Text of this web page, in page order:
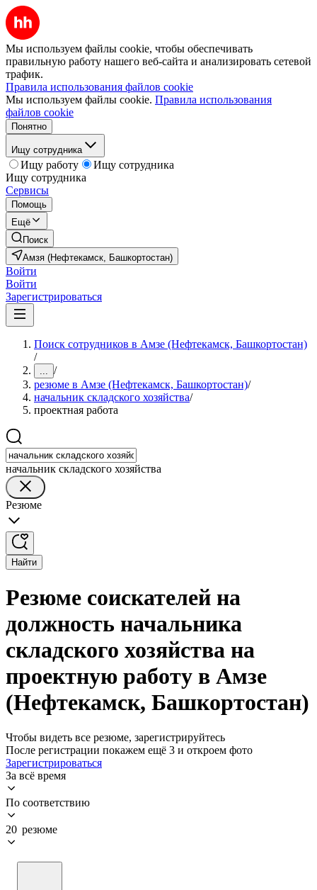
Мы используем файлы cookie, чтобы обеспечивать
правильную работу нашего веб-сайта и анализировать сетевой
трафик.
Правила использования файлов cookie
Мы используем файлы cookie. Правила использования
файлов cookie
Понятно
Ищу сотрудника
Ищу работу
Ищу сотрудника
Ищу сотрудника
Сервисы
Помощь
Ещё
Поиск
Амзя (Нефтекамск, Башкортостан)
Войти
Войти
Зарегистрироваться
Поиск сотрудников в Амзе (Нефтекамск, Башкортостан)
/
... /
резюме в Амзе (Нефтекамск, Башкортостан)/
начальник складского хозяйства/
проектная работа
начальник складского хозяйства
Резюме
Найти
Резюме соискателей на
должность начальника
складского хозяйства на
проектную работу в Амзе
(Нефтекамск, Башкортостан)
Чтобы видеть все резюме, зарегистрируйтесь
После регистрации покажем ещё 3 и откроем фото
Зарегистрироваться
За всё время
По соответствию
20 резюме